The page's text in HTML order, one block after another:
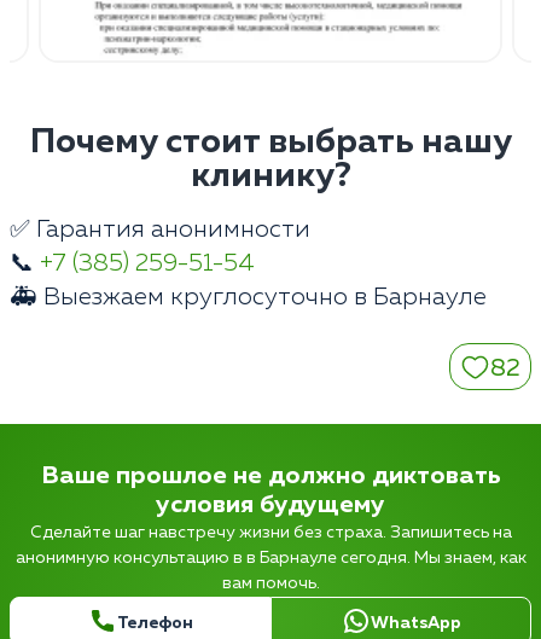
Почему стоит выбрать нашу
клинику?
✅ Гарантия анонимности
📞 +7 (385) 259-51-54
🚑 Выезжаем круглосуточно в Барнауле
82
Ваше прошлое не должно диктовать
условия будущему
Сделайте шаг навстречу жизни без страха. Запишитесь на
анонимную консультацию в в Барнауле сегодня. Мы знаем, как
вам помочь.
Телефон WhatsApp